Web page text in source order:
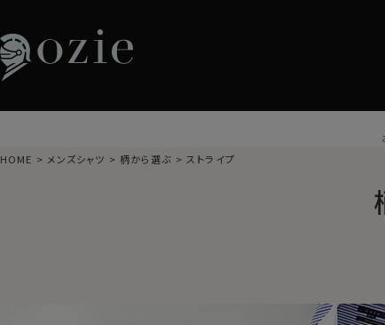
HOME メンズシャツ 柄から選ぶ ストライプ